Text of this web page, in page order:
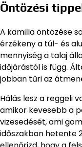
Öntözési
A kamilla öntözése
érzékeny a túl- és
mennyiség a talaj
időjárástól is függ.
jobban tűri az
Hálás lesz a reggeli
amikor kevesebb a
vizesedését, ami
időszakban hetente